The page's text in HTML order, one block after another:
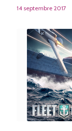
14 septembre 2017